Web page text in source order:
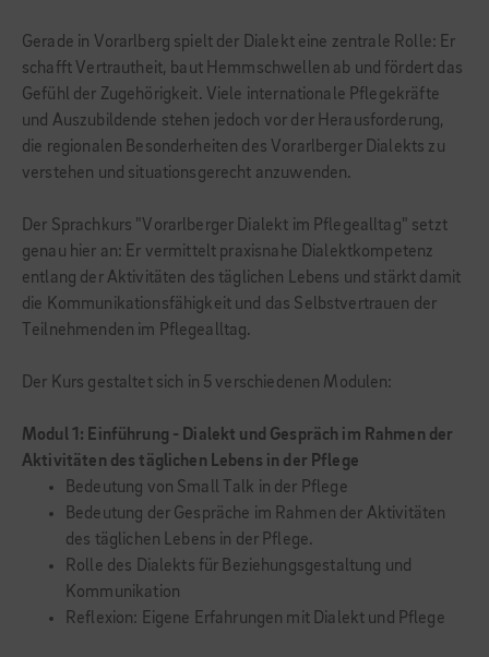
Gerade in Vorarlberg spielt der Dialekt eine zentrale Rolle: Er
schafft Vertrautheit, baut Hemmschwellen ab und fördert das
Gefühl der Zugehörigkeit. Viele internationale Pflegekräfte
und Auszubildende stehen jedoch vor der Herausforderung,
die regionalen Besonderheiten des Vorarlberger Dialekts zu
verstehen und situationsgerecht anzuwenden.
Der Sprachkurs "Vorarlberger Dialekt im Pflegealltag" setzt
genau hier an: Er vermittelt praxisnahe Dialektkompetenz
entlang der Aktivitäten des täglichen Lebens und stärkt damit
die Kommunikationsfähigkeit und das Selbstvertrauen der
Teilnehmenden im Pflegealltag.
Der Kurs gestaltet sich in 5 verschiedenen Modulen:
Modul 1: Einführung - Dialekt und Gespräch im Rahmen der
Aktivitäten des täglichen Lebens in der Pflege
Bedeutung von Small Talk in der Pflege
Bedeutung der Gespräche im Rahmen der Aktivitäten
des täglichen Lebens in der Pflege.
Rolle des Dialekts für Beziehungsgestaltung und
Kommunikation
Reflexion: Eigene Erfahrungen mit Dialekt und Pflege